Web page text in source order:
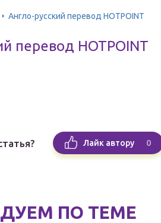
Англо-русский перевод HOTPOINT
перевод HOTPOINT
Лайк автору 0
ПО ТЕМЕ